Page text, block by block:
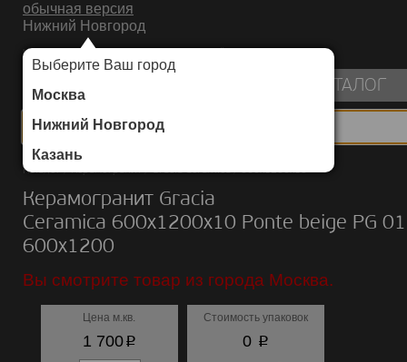
обычная версия
Нижний Новгород
Выберите Ваш город
Москва
Нижний Новгород
Казань
ИНТЕРНЕТ-МАГАЗИН НАПОЛЬНЫХ ПОКРЫТИЙ
КАТАЛОГ
Каталог/Керамогранит/Gracia Ceramica/600х1200х10
Керамогранит Gracia
Ceramica 600х1200х10 Ponte beige PG 01
600х1200
Вы смотрите товар из города Москва.
Цена м.кв.
1 700p
Стоимость упаковок
0 p